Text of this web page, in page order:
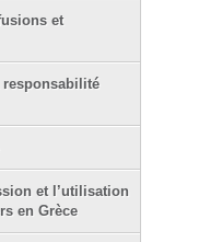
et
responsabilité
et l’utilisation
en Grèce